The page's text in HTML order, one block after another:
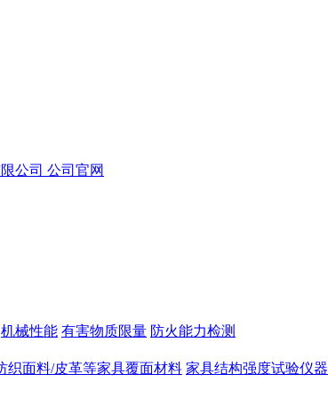
机械性能 有害物质限量 防火能力检测
织面料/皮革等家具覆面材料 家具结构强度试验仪器